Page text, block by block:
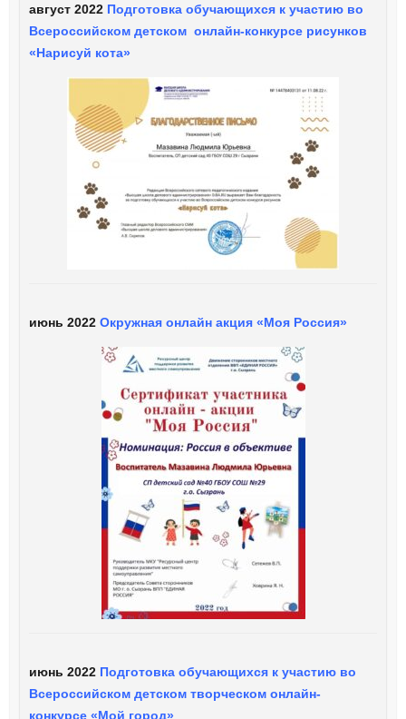
август 2022 Подготовка обучающихся к участию во
Всероссийском детском онлайн-конкурсе рисунков
«Нарисуй кота»
июнь 2022 Окружная онлайн акция «Моя Россия»
июнь 2022 Подготовка обучающихся к участию во
Всероссийском детском творческом онлайн-
конкурсе «Мой город»